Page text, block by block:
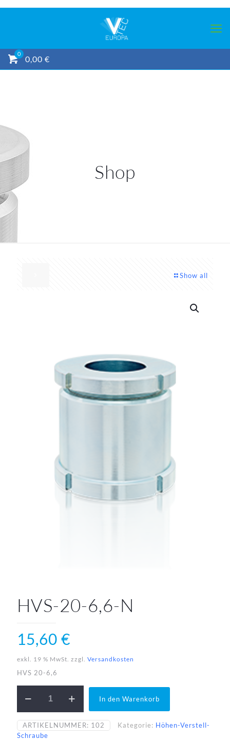
0
0,00 €
Shop
Show all
HVS-20-6,6-N
15,60 €
exkl. 19 % MwSt. zzgl. Versandkosten
HVS 20-6,6
20-
N
Menge
In den Warenkorb
ARTIKELNUMMER: 102 Kategorie: Höhen-Verstell-
Schraube